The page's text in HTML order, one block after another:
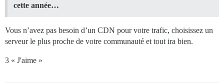
cette année…
Vous n’avez pas besoin d’un CDN pour votre trafic, choisissez un
serveur le plus proche de votre communauté et tout ira bien.
3 « J'aime »